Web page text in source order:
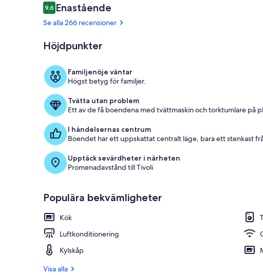
Recensioner
9,69,6 av 10,
Enastående
Se alla 266 recensioner
Höjdpunkter
Familjenöje väntar
Högst betyg för familjer.
Tvätta utan problem
Ett av de få boendena med tvättmaskin och torktumlare på
I händelsernas centrum
Boendet har ett uppskattat centralt läge, bara ett stenkast
Upptäck sevärdheter i närheten
Promenadavstånd till Tivoli
Populära bekvämligheter
Kök
Luftkonditionering
Kylskåp
Visa alla